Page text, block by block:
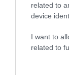
related to
device
I want to
related to